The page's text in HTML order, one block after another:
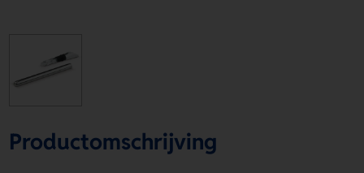
Productomschrijving